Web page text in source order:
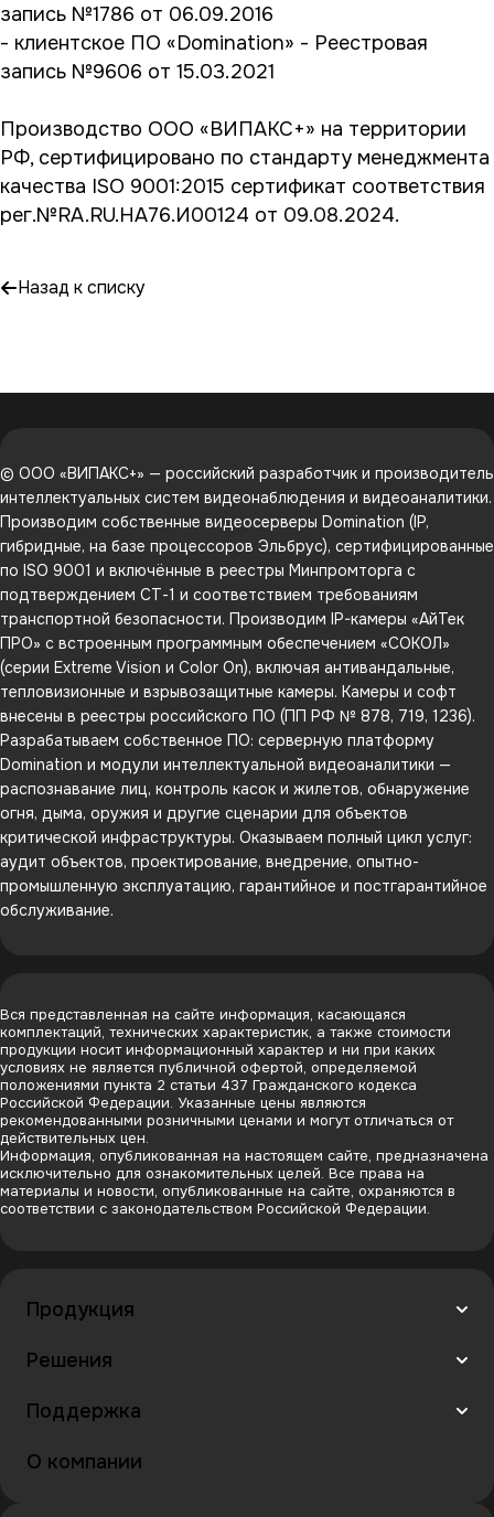
запись №1786 от 06.09.2016
- клиентское ПО «Domination» - Реестровая
запись №9606 от 15.03.2021
Производство ООО «ВИПАКС+» на территории
РФ, сертифицировано по стандарту менеджмента
качества ISO 9001:2015 сертификат соответствия
рег.№RA.RU.HA76.И00124 от 09.08.2024.
Назад к списку
© ООО «ВИПАКС+» — российский разработчик и производитель
интеллектуальных систем видеонаблюдения и видеоаналитики.
Производим собственные видеосерверы Domination (IP,
гибридные, на базе процессоров Эльбрус), сертифицированные
по ISO 9001 и включённые в реестры Минпромторга с
подтверждением СТ-1 и соответствием требованиям
транспортной безопасности. Производим IP-камеры «АйТек
ПРО» с встроенным программным обеспечением «СОКОЛ»
(серии Extreme Vision и Color On), включая антивандальные,
тепловизионные и взрывозащитные камеры. Камеры и софт
внесены в реестры российского ПО (ПП РФ № 878, 719, 1236).
Разрабатываем собственное ПО: серверную платформу
Domination и модули интеллектуальной видеоаналитики —
распознавание лиц, контроль касок и жилетов, обнаружение
огня, дыма, оружия и другие сценарии для объектов
критической инфраструктуры. Оказываем полный цикл услуг:
аудит объектов, проектирование, внедрение, опытно-
промышленную эксплуатацию, гарантийное и постгарантийное
обслуживание.
Вся представленная на сайте информация, касающаяся
комплектаций, технических характеристик, а также стоимости
продукции носит информационный характер и ни при каких
условиях не является публичной офертой, определяемой
положениями пункта 2 статьи 437 Гражданского кодекса
Российской Федерации. Указанные цены являются
рекомендованными розничными ценами и могут отличаться от
действительных цен.
Информация, опубликованная на настоящем сайте, предназначена
исключительно для ознакомительных целей. Все права на
материалы и новости, опубликованные на сайте, охраняются в
соответствии с законодательством Российской Федерации.
Продукция
Решения
Поддержка
О компании